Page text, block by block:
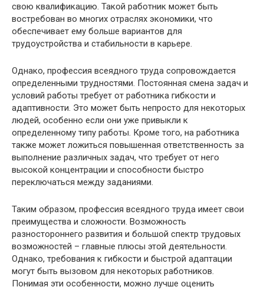
свою квалификацию. Такой работник может быть
востребован во многих отраслях экономики, что
обеспечивает ему больше вариантов для
трудоустройства и стабильности в карьере.
Однако, профессия всеядного труда сопровождается
определенными трудностями. Постоянная смена задач и
условий работы требует от работника гибкости и
адаптивности. Это может быть непросто для некоторых
людей, особенно если они уже привыкли к
определенному типу работы. Кроме того, на работника
также может ложиться повышенная ответственность за
выполнение различных задач, что требует от него
высокой концентрации и способности быстро
переключаться между заданиями.
Таким образом, профессия всеядного труда имеет свои
преимущества и сложности. Возможность
разностороннего развития и большой спектр трудовых
возможностей – главные плюсы этой деятельности.
Однако, требования к гибкости и быстрой адаптации
могут быть вызовом для некоторых работников.
Понимая эти особенности, можно лучше оценить